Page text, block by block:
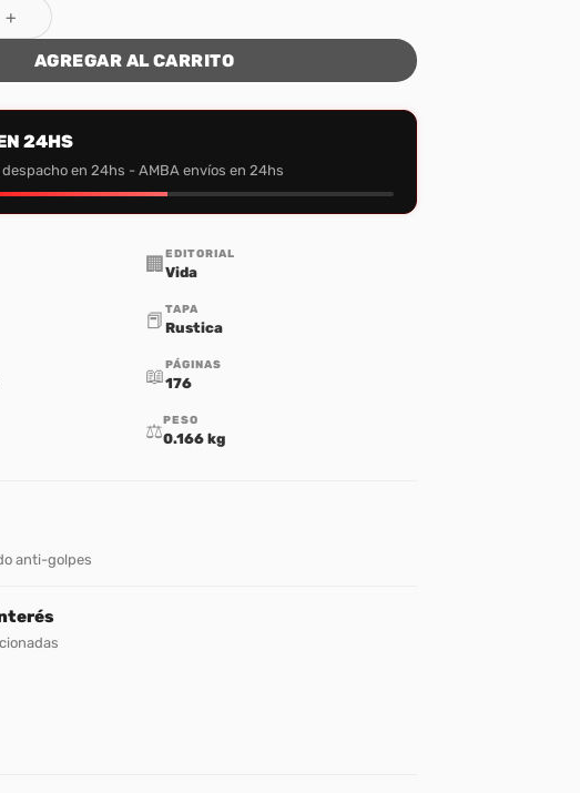
cantidad
AGREGAR AL CARRITO
24HS
en 24hs - AMBA envíos en 24hs
🏢 EDITORIAL
Vida
📕 TAPA
Rustica
📖PÁGINAS
176
⚖️PESO
0.166 kg
anti-golpes